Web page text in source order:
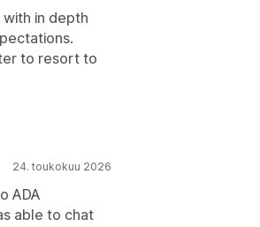
in depth
to resort to
24. toukokuu 2026
ADA
able to chat